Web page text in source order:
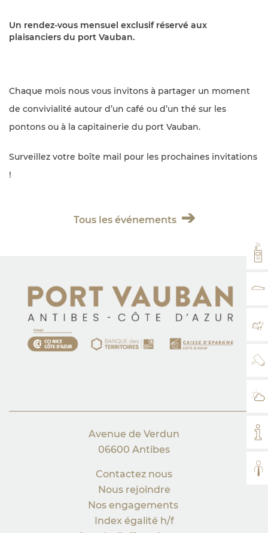
Un rendez-vous mensuel exclusif réservé aux
plaisanciers du port Vauban.
Chaque mois nous vous invitons à partager un moment
de convivialité autour d’un café ou d’un thé sur les
pontons ou à la capitainerie du port Vauban.
Surveillez votre boîte mail pour les prochaines invitations
!
Tous les événements
Avenue de Verdun
06600 Antibes
Contactez nous
Nous rejoindre
Nos engagements
Index égalité h/f